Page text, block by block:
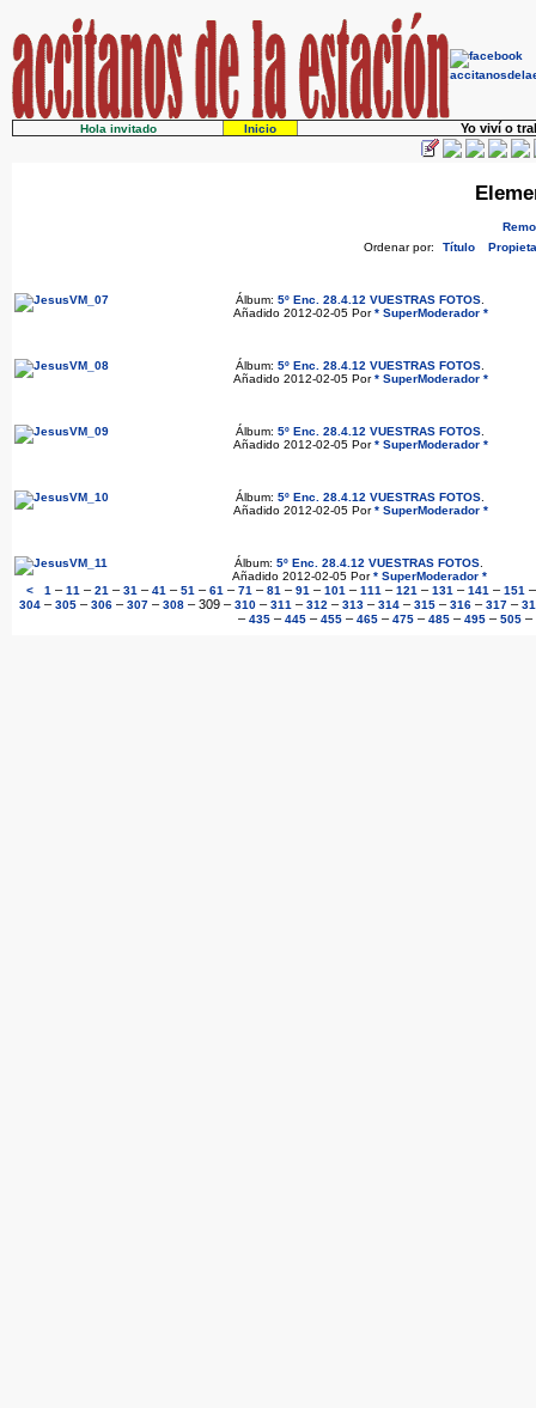
Hola invitado Inicio Yo viví o
Ordenar por:
Título
Álbum: 5º Enc. 28.4.12 VUESTRAS FOTOS
Añadido 2012-02-05 Por* SuperModerador *
Álbum: 5º Enc. 28.4.12 VUESTRAS FOTOS
Añadido 2012-02-05 Por* SuperModerador *
Álbum: 5º Enc. 28.4.12 VUESTRAS FOTOS
Añadido 2012-02-05 Por* SuperModerador *
Álbum: 5º Enc. 28.4.12 VUESTRAS FOTOS
Añadido 2012-02-05 Por* SuperModerador *
Álbum: 5º Enc. 28.4.12 VUESTRAS FOTOS
Añadido 2012-02-05 Por* SuperModerador *
<
1 – 11 – 21 – 31 – 41 – 51 – 61 – 71 – 81 – 91 – 101 – 111 – 121 – 131 – 141 – 151
304 – 305 – 306 – 307 – 308 – 309 – 310 – 311 – 312 – 313 – 314 – 315 – 316 – 317 –
– 435 – 445 – 455 – 465 – 475 – 485 – 495 – 505 –